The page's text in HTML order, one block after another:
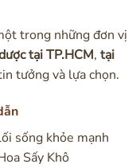
trong những đơn vị
tại TP.HCM, tại
tưởng và lựa chọn.
sống khỏe mạnh
Sấy Khô